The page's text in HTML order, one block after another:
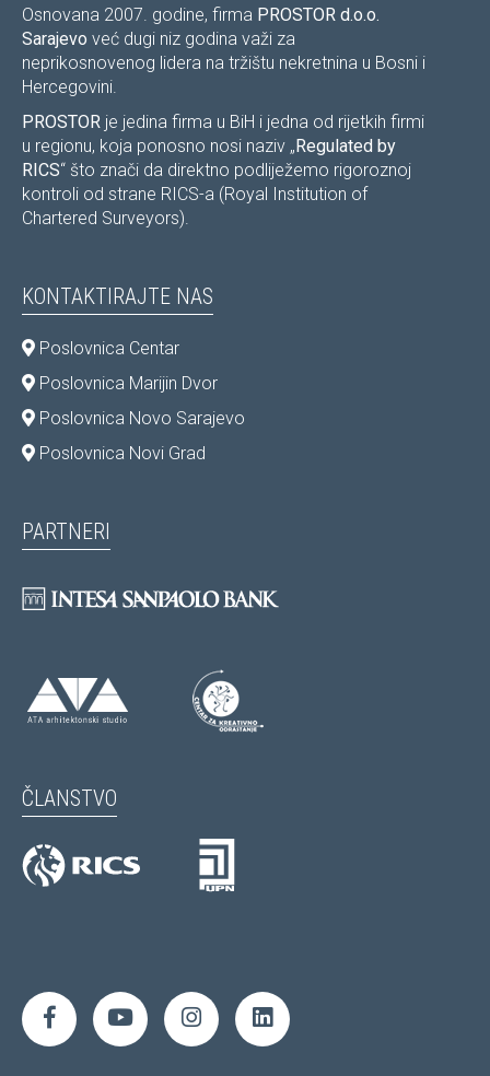
Osnovana 2007. godine, firma PROSTOR d.o.o.
Sarajevo već dugi niz godina važi za
neprikosnovenog lidera na tržištu nekretnina u Bosni i
Hercegovini.
PROSTOR je jedina firma u BiH i jedna od rijetkih firmi
u regionu, koja ponosno nosi naziv „Regulated by
RICS“ što znači da direktno podliježemo rigoroznoj
kontroli od strane RICS-a (Royal Institution of
Chartered Surveyors).
KONTAKTIRAJTE NAS
Poslovnica Centar
Poslovnica Marijin Dvor
Poslovnica Novo Sarajevo
Poslovnica Novi Grad
PARTNERI
ČLANSTVO